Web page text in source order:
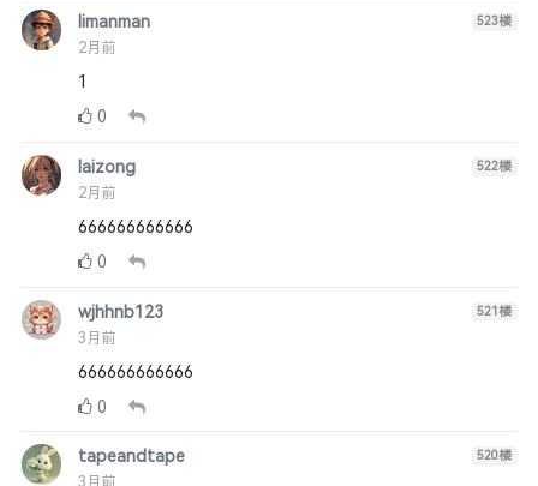
limanman
2月前
523楼
1
0
laizong
2月前
522楼
666666666666
0
wjhhnb123
3月前
521楼
666666666666
0
tapeandtape
3月前
520楼